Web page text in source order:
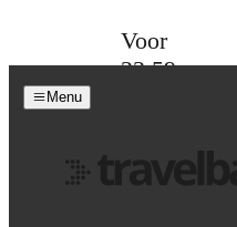
Voor
23:59
Menu